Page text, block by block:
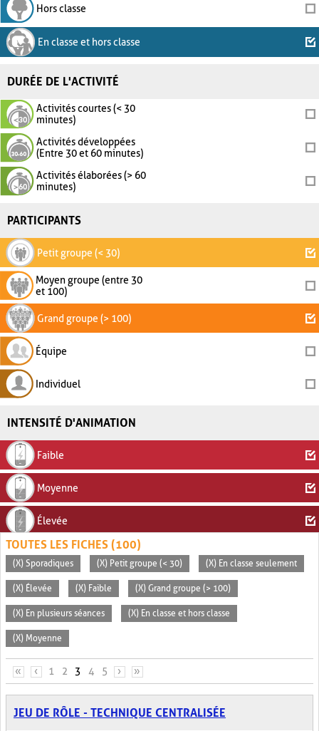
Hors classe
En classe et hors classe
DURÉE DE L'ACTIVITÉ
Activités courtes (< 30
minutes)
Activités développées
(Entre 30 et 60 minutes)
Activités élaborées (> 60
minutes)
PARTICIPANTS
Petit groupe (< 30)
Moyen groupe (entre 30
et 100)
Grand groupe (> 100)
Équipe
Individuel
INTENSITÉ D'ANIMATION
Faible
Moyenne
Élevée
TOUTES LES FICHES (100)
(X) Sporadiques (X) Petit groupe (< 30) (X) En classe seulement
(X) Élevée (X) Faible (X) Grand groupe (> 100)
(X) En plusieurs séances (X) En classe et hors classe
(X) Moyenne
PAGES
« ‹ 1 2 3 4 5 › »
JEU DE RÔLE - TECHNIQUE CENTRALISÉE